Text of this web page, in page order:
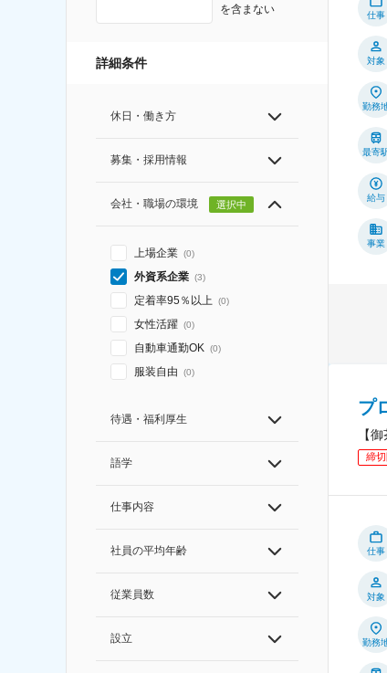
を含まない
詳細条件
休日・働き方
募集・採用情報
会社・職場の環境 選択中
上場企業 (0)
外資系企業 (3)
定着率95％以上 (0)
女性活躍 (0)
自動車通勤OK (0)
服装自由 (0)
待遇・福利厚生
語学
仕事内容
社員の平均年齢
従業員数
設立
仕事
対象
勤務
最寄
給与
事業
プ
【
締
仕事
対象
勤務